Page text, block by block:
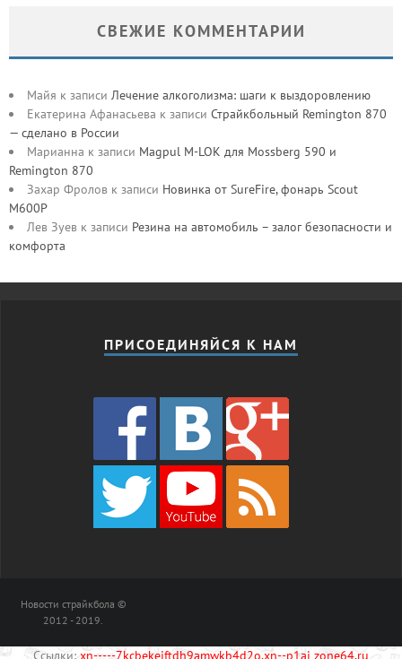
СВЕЖИЕ КОММЕНТАРИИ
Майя к записи Лечение алкоголизма: шаги к выздоровлению
Екатерина Афанасьева к записи Страйкбольный Remington 870
— сделано в России
Марианна к записи Magpul M-LOK для Mossberg 590 и
Remington 870
Захар Фролов к записи Новинка от SureFire, фонарь Scout
M600P
Лев Зуев к записи Резина на автомобиль – залог безопасности и
комфорта
ПРИСОЕДИНЯЙСЯ К НАМ
Новости страйкбола ©
2012 - 2019.
Ссылки:xn-----7kcbekeiftdh9amwkb4d2o.xn--p1ai zone64.ru